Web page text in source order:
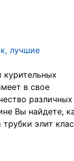
лучшие
курительных
в свое
различных
Вы найдете,
элит